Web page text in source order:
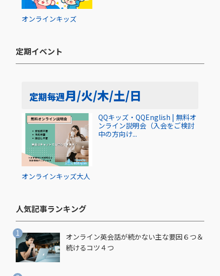
オンラインキッズ
定期イベント​
定期毎週月/火/木/土/日
オンラインキッズ大人
QQキッズ・QQEnglish | 無料オ
ンライン説明会（入会をご検討
中の方向け...
人気記事ランキング​
オンライン英会話が続かない主な要因６つ＆
続けるコツ４つ